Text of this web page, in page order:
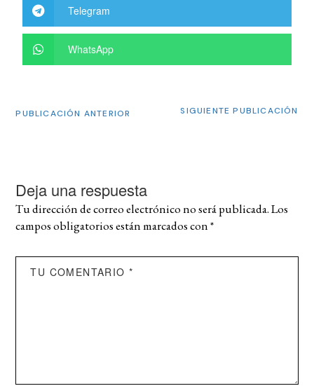
Telegram
WhatsApp
PUBLICACIÓN ANTERIOR SIGUIENTE PUBLICACIÓN
Deja una respuesta
Tu dirección de correo electrónico no será publicada. Los
campos obligatorios están marcados con*